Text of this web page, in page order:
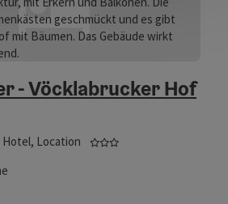
- Vöcklabrucker Hof
Location
3 Sterne - geprüfter